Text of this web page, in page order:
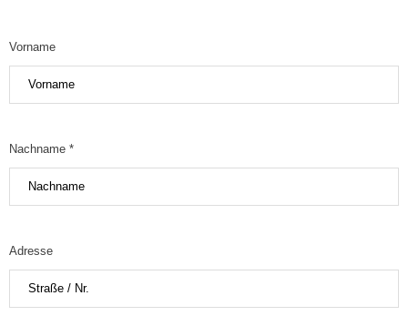
Vorname
Nachname *
Adresse